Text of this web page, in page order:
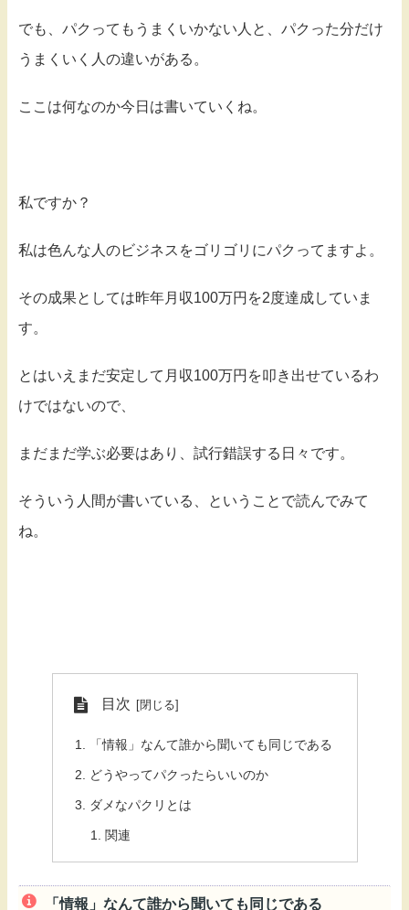
でも、パクってもうまくいかない人と、パクった分だけ
うまくいく人の違いがある。
ここは何なのか今日は書いていくね。
私ですか？
私は色んな人のビジネスをゴリゴリにパクってますよ。
その成果としては昨年月収100万円を2度達成していま
す。
とはいえまだ安定して月収100万円を叩き出せているわ
けではないので、
まだまだ学ぶ必要はあり、試行錯誤する日々です。
そういう人間が書いている、ということで読んでみて
ね。
目次
「情報」なんて誰から聞いても同じである
どうやってパクったらいいのか
ダメなパクリとは
関連
「情報」なんて誰から聞いても同じである